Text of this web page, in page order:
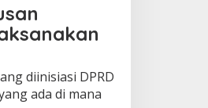
diinisiasi DPRD
ada di mana